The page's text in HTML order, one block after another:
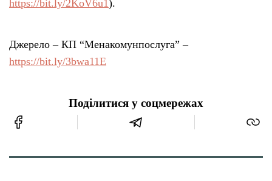
https://bit.ly/2KoV6u1).
Джерело – КП “Менакомунпослуга” –
https://bit.ly/3bwa11E
Поділитися у соцмережах